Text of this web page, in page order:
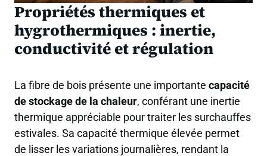
Propriétés thermiques et
hygrothermiques : inertie,
conductivité et régulation
La fibre de bois présente une importante capacité
de stockage de la chaleur, conférant une inertie
thermique appréciable pour traiter les surchauffes
estivales. Sa capacité thermique élevée permet
de lisser les variations journalières, rendant la